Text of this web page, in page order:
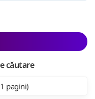
căutare
pagini)